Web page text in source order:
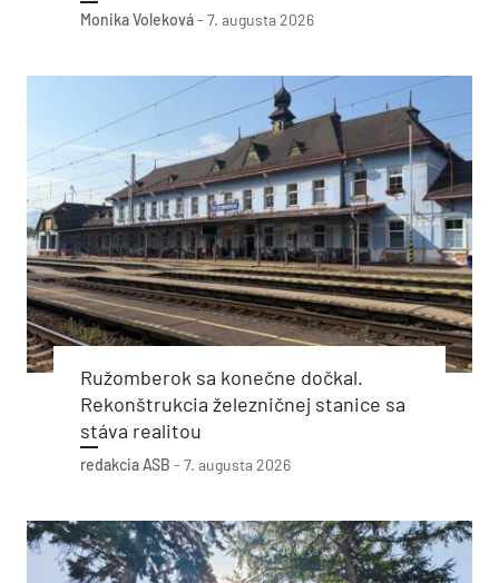
Monika Voleková- 7. augusta 2026
Ružomberok sa konečne dočkal.
Rekonštrukcia železničnej stanice sa
stáva realitou
redakcia ASB - 7. augusta 2026